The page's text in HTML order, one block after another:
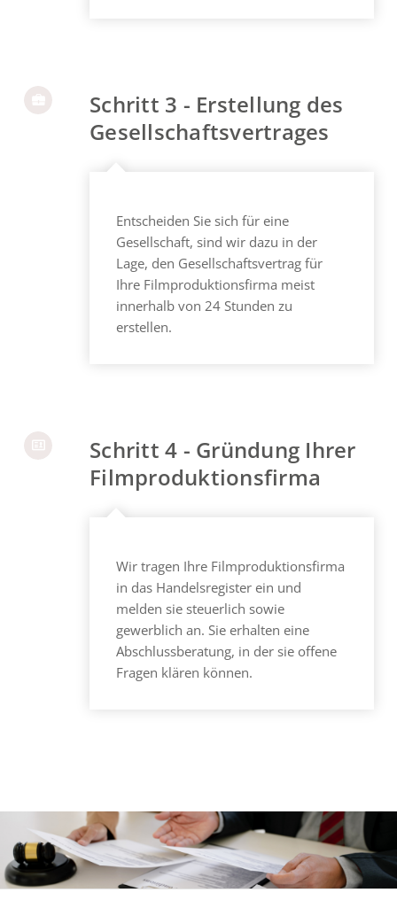
Schritt 3 - Erstellung des
Gesellschaftsvertrages
Entscheiden Sie sich für eine
Gesellschaft, sind wir dazu in der
Lage, den Gesellschaftsvertrag für
Ihre Filmproduktionsfirma meist
innerhalb von 24 Stunden zu
erstellen.
Schritt 4 - Gründung Ihrer
Filmproduktionsfirma
Wir tragen Ihre Filmproduktionsfirma
in das Handelsregister ein und
melden sie steuerlich sowie
gewerblich an. Sie erhalten eine
Abschlussberatung, in der sie offene
Fragen klären können.